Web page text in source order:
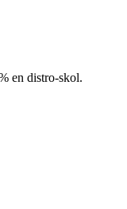
en distro-skol.